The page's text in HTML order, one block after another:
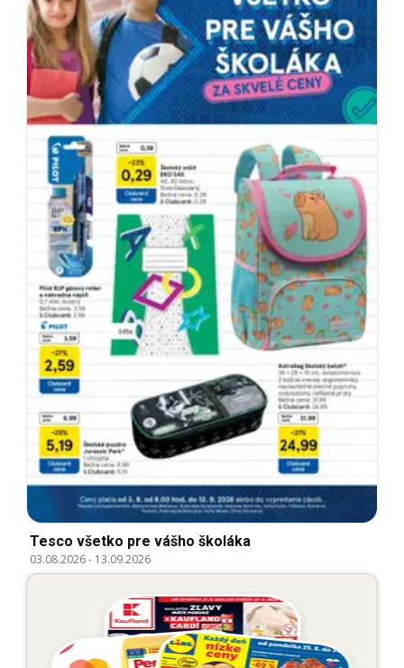
Tesco všetko pre vášho školáka
03.08.2026- 13.09.2026